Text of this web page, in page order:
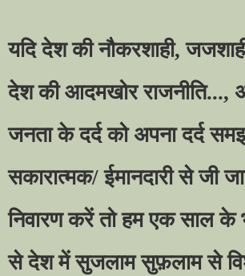
यदि देश की नौकरशाही,
देश की आदमखोर राजनीति...,
जनता के दर्द को अपना दर्द
सकारात्मक/ ईमानदारी से जी
निवारण करें तो हम एक साल के
से देश में सुजलाम सुफ़लाम से